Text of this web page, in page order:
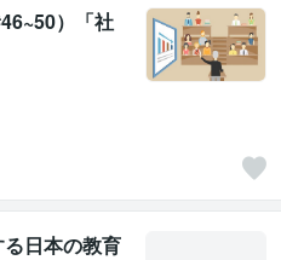
）「社
日本の教育